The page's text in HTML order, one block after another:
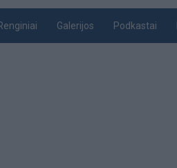
top
Galerijos Podkastai